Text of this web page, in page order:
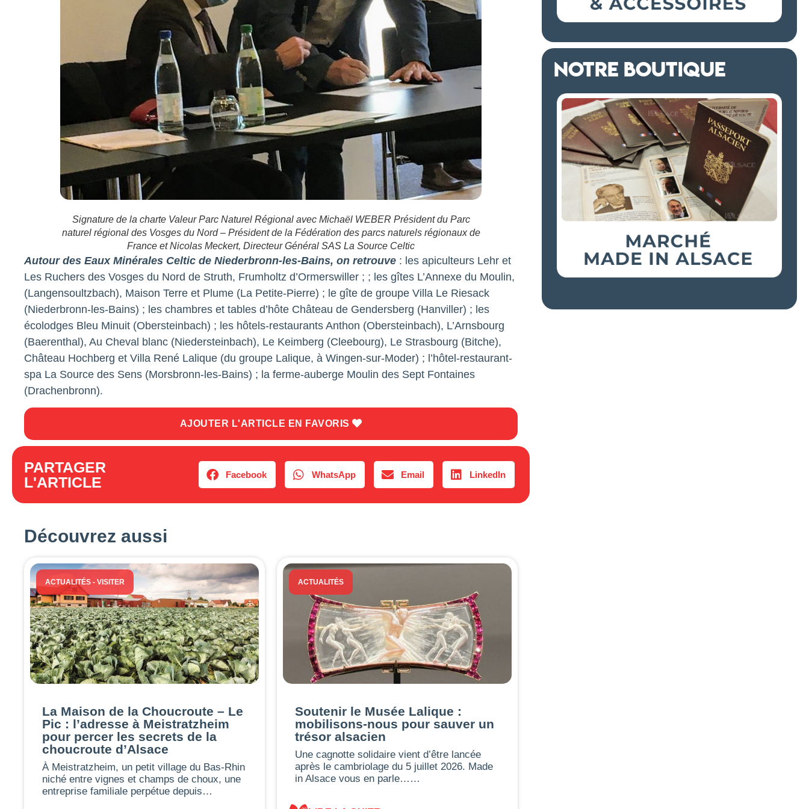
Signature de la charte Valeur Parc Naturel Régional avec Michaël WEBER Président du Parc
naturel régional des Vosges du Nord – Président de la Fédération des parcs naturels régionaux de
France et Nicolas Meckert, Directeur Général SAS La Source Celtic
Autour des Eaux Minérales Celtic de Niederbronn-les-Bains, on retrouve : les apiculteurs Lehr et
Les Ruchers des Vosges du Nord de Struth, Frumholtz d’Ormerswiller ; ; les gîtes L’Annexe du Moulin,
(Langensoultzbach), Maison Terre et Plume (La Petite-Pierre) ; le gîte de groupe Villa Le Riesack
(Niederbronn-les-Bains) ; les chambres et tables d’hôte Château de Gendersberg (Hanviller) ; les
écolodges Bleu Minuit (Obersteinbach) ; les hôtels-restaurants Anthon (Obersteinbach), L’Arnsbourg
(Baerenthal), Au Cheval blanc (Niedersteinbach), Le Keimberg (Cleebourg), Le Strasbourg (Bitche),
Château Hochberg et Villa René Lalique (du groupe Lalique, à Wingen-sur-Moder) ; l’hôtel-restaurant-
spa La Source des Sens (Morsbronn-les-Bains) ; la ferme-auberge Moulin des Sept Fontaines
(Drachenbronn).
AJOUTER L'ARTICLE EN FAVORIS
PARTAGER
L'ARTICLE
Facebook WhatsApp Email LinkedIn
Découvrez aussi
ACTUALITÉS - VISITER
La Maison de la Choucroute – Le
Pic : l’adresse à Meistratzheim
pour percer les secrets de la
choucroute d’Alsace
À Meistratzheim, un petit village du Bas-Rhin
niché entre vignes et champs de choux, une
entreprise familiale perpétue depuis…
ACTUALITÉS
Soutenir le Musée Lalique :
mobilisons-nous pour sauver un
trésor alsacien
Une cagnotte solidaire vient d’être lancée
après le cambriolage du 5 juillet 2026. Made
in Alsace vous en parle……
NOTRE BOUTIQUE